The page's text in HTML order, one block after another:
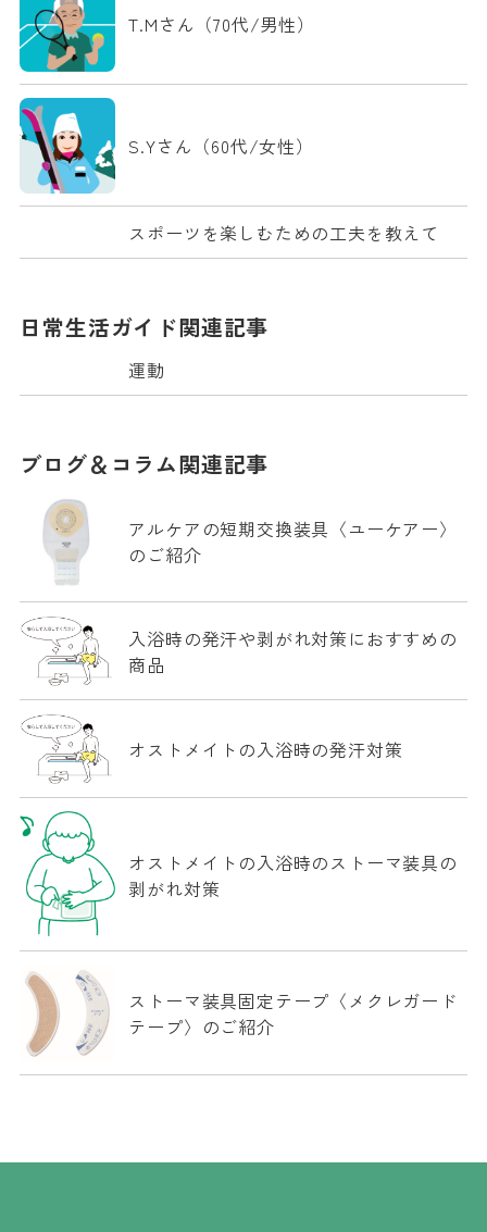
T.Mさん（70代/男性）
S.Yさん（60代/女性）
スポーツを楽しむための工夫を教えて
日常生活ガイド関連記事
運動
ブログ＆コラム関連記事
アルケアの短期交換装具〈ユーケアー〉
のご紹介
入浴時の発汗や剥がれ対策におすすめの
商品
オストメイトの入浴時の発汗対策
オストメイトの入浴時のストーマ装具の
剥がれ対策
ストーマ装具固定テープ〈メクレガード
テープ〉のご紹介